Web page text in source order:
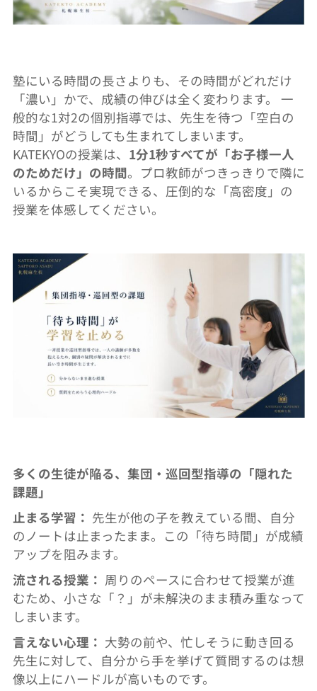
塾にいる時間の長さよりも、その時間がどれだけ
「濃い」かで、 成績の伸びは全く変わります。 一
般的な1対2の個別指導では、先生を待つ「空白の
時間」 がどうしても生まれてしまいます。
KATEKYOの授業は、 1分1秒すべてが「お子様一人
のためだけ」の時間。 プロ教師がつきっきりで隣に
いるからこそ実現できる、圧倒的な「高密度」の
授業を体感してください。
多くの生徒が陥る、集団・巡回型指導の「隠れた
課題」
止まる学習： 先生が他の子を教えている間、自分
のノートは止まったまま。 この「待ち時間」が成績
アップを阻みます。
流される授業： 周りのペースに合わせて授業が進
むため、小さな「？」 が未解決のまま積み重なって
しまいます。
言えない心理： 大勢の前や、忙しそうに動き回る
先生に対して、 自分から手を挙げて質問するのは想
像以上にハードルが高いものです。